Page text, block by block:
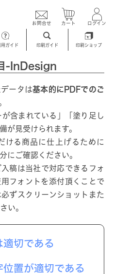
お問合せ カート ログイン
用ガイド 印刷ガイド 印刷ショップ
-InDesign
ータは基本的にPDFでのご
含まれている」「塗り足し
が見受けられます。
ける商品に仕上げるために
にご確認ください。
稿は当社で対応できるフォ
フォントを添付頂くことで
ずスクリーンショットまた
い。
適切である
置が適切である